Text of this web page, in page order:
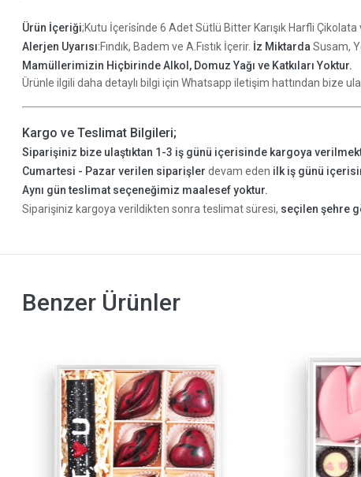
Ürün İçeriği;Kutu İçeri̇si̇nde 6 Adet Sütlü Bitter Karışık Harfli
Alerjen Uyarısı:Fındık, Badem ve A.Fıstık İçerir. İz Miktarda Susam,
Mamüllerimizin Hiçbirinde Alkol, Domuz Yağı ve Katkıları Yoktur.
Ürünle ilgili daha detaylı bilgi için Whatsapp iletişim hattından bize
Kargo ve Teslimat Bilgileri;
Siparişiniz bize ulaştıktan 1-3 iş günü içerisinde kargoya
Cumartesi - Pazar verilen siparişler devam eden ilk iş günü
Aynı gün teslimat seçeneğimiz maalesef yoktur.
Siparişiniz kargoya verildikten sonra teslimat süresi, seçilen şehre
Benzer Ürünler